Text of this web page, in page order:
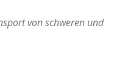
von schweren und